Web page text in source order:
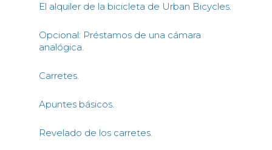
El alquiler de la bicicleta de Urban Bicycles.
Opcional: Préstamos de una cámara
analógica.
Carretes.
Apuntes básicos.
Revelado de los carretes.